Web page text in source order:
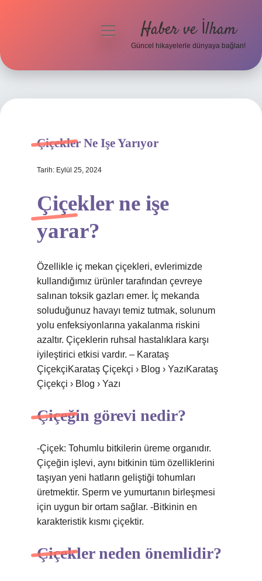
Hakkımızda
menüyü
Haber ve İlham
Güncel hikayelerle dünyaya bağlan!
Çiçekler Ne Işe Yarıyor
Tarih: Eylül 25, 2024
Çiçekler ne işe
yarar?
Özellikle iç mekan çiçekleri, evlerimizde
kullandığımız ürünler tarafından çevreye
salınan toksik gazları emer. İç mekanda
soluduğunuz havayı temiz tutmak, solunum
yolu enfeksiyonlarına yakalanma riskini
azaltır. Çiçeklerin ruhsal hastalıklara karşı
iyileştirici etkisi vardır. – Karataş
ÇiçekçiKarataş Çiçekçi › Blog › YazıKarataş
Çiçekçi › Blog › Yazı
Çiçeğin görevi nedir?
-Çiçek: Tohumlu bitkilerin üreme organıdır.
Çiçeğin işlevi, aynı bitkinin tüm özelliklerini
taşıyan yeni hatların geliştiği tohumları
üretmektir. Sperm ve yumurtanın birleşmesi
için uygun bir ortam sağlar. -Bitkinin en
karakteristik kısmı çiçektir.
Çiçekler neden önemlidir?